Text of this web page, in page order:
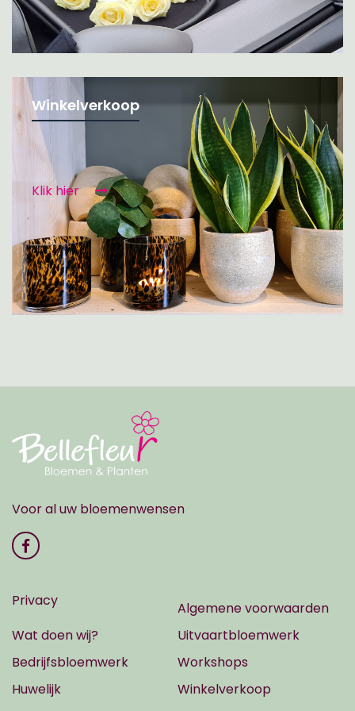
Winkelverkoop
Klik hier
Voor al uw bloemenwensen
Privacy
Algemene voorwaarden
Wat doen wij?
Uitvaartbloemwerk
Bedrijfsbloemwerk
Workshops
Huwelijk
Winkelverkoop